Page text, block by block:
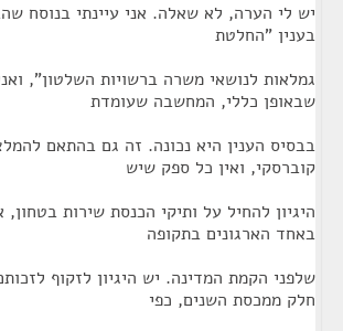
יש לי הערה, לא שאלה. אני עיינתי בנוסח
בענין "החלטת
גמלאות לנושאי משרה ברשויות השלטון",
שבאופן כללי, המחשבה שעומדת
בבסיס הענין היא נכונה. זה גם בהתאם
קוברסקי, ואין כל ספק שיש
היגיון להחיל על ותיקי הכנסת שירות בטחון,
באחד הארגונים בתקופה
שלפני הקמת המדינה. יש היגיון לזקוף
חלק ממכסת השנים, כפי